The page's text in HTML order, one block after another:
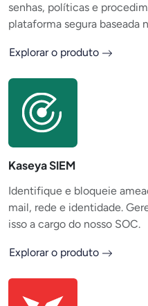
senhas, políticas e
plataforma segura baseada
Explorar o produto
Kaseya SIEM
Identifique e bloqueie
mail, rede e identidade.
isso a cargo do nosso SOC.
Explorar o produto